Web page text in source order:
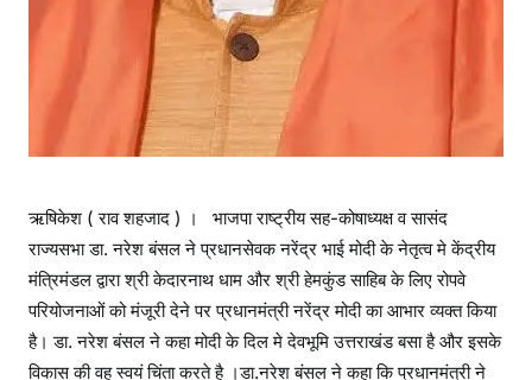
ऋषिकेश ( राव शहजाद ) । भाजपा राष्ट्रीय सह-कोषाध्यक्ष व सासंद
राज्यसभा डा. नरेश बंसल ने प्रधानसेवक नरेंद्र भाई मोदी के नेतृत्व मे केंद्रीय
मंत्रिमंडल द्वारा श्री केदारनाथ धाम और श्री हेमकुंड साहिब के लिए रोपवे
परियोजनाओं को मंजूरी देने पर प्रधानमंत्री नरेंद्र मोदी का आभार व्यक्त किया
है। डा. नरेश बंसल ने कहा मोदी के दिल मे देवभूमि उत्तराखंड बसा है और इसके
विकास की वह स्वयं चिंता करते है ।डा.नरेश बंसल ने कहा कि प्रधानमंत्री ने